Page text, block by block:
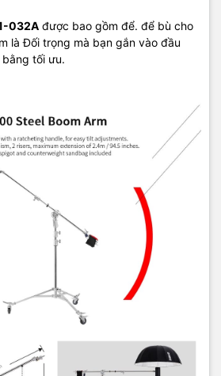
032A được bao gồm để. để bù cho
là Đối trọng mà bạn gắn vào đầu
tối ưu.